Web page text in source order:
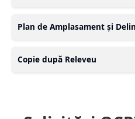
Plan de Amplasament și
Copie după Releveu